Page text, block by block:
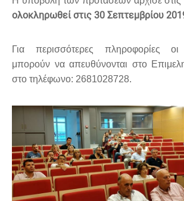
ολοκληρωθεί στις 30 Σεπτεμβρίου
Για περισσότερες πληροφορίες οι
μπορούν να απευθύνονται στο
στο τηλέφωνο: 2681028728.